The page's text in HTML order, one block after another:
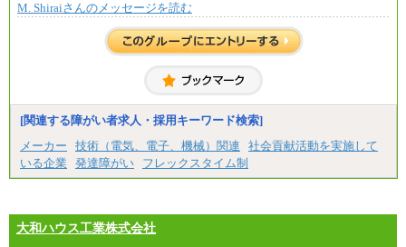
※上記に加え、所定労働時間外に勤務をした場
※試用期間中も給与に変更はございません。
＜募集各社・全職種共通＞
月給21万円以上～
※試用期間中の給与に変更はありません。
ます。
M. Shiraiさんのメッセージを読む
[関連する障がい者求人・採用キーワード検索]
メーカー
技術（電気、電子、機械）関連
社会貢献活動を実施して
いる企業
発達障がい フレックスタイム制
大和ハウス工業株式会社